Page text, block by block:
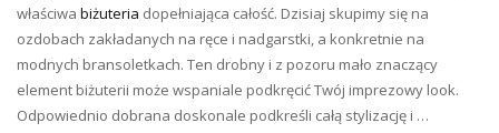
właściwa biżuteria dopełniająca całość. Dzisiaj skupimy się na
ozdobach zakładanych na ręce i nadgarstki, a konkretnie na
modnych bransoletkach. Ten drobny i z pozoru mało znaczący
element biżuterii może wspaniale podkręcić Twój imprezowy look.
Odpowiednio dobrana doskonale podkreśli całą stylizację i …